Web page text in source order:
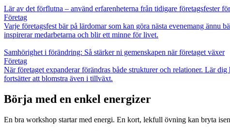
Lär av det förflutna – använd erfarenheterna från tidigare företagsfester
Företag
Varje företagsfest bär på lärdomar som kan göra nästa evenemang ännu
inspirerar medarbetarna och blir ett minne för livet.
Samhörighet i förändring: Så stärker ni gemenskapen när företaget växer
Företag
När företaget expanderar förändras både strukturer och relationer. Lär
fortsätter att blomstra även i tillväxt.
Börja med en enkel energizer
En bra workshop startar med energi. En kort, lekfull övning kan bryta